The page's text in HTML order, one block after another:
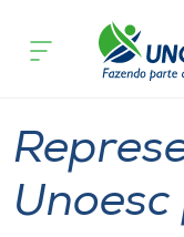
Cursos
Pesquisa